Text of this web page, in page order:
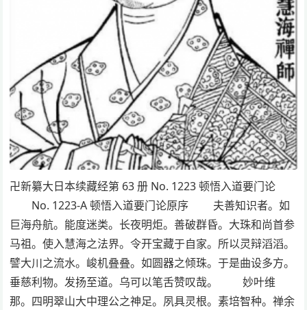
卍新纂大日本续藏经第 63 册 No. 1223 顿悟入道要门论
No. 1223-A 顿悟入道要门论原序 夫善知识者。如
巨海舟航。能度迷类。长夜明炬。善破群昏。大珠和尚首参
马祖。使入慧海之法界。令开宝藏于自家。所以灵辩滔滔。
譬大川之流水。峻机叠叠。如圆器之倾珠。于是曲设多方。
垂慈利物。发扬至道。乌可以笔舌赞叹哉。 妙叶维
那。四明翠山大中理公之神足。夙具灵根。素培智种。禅余